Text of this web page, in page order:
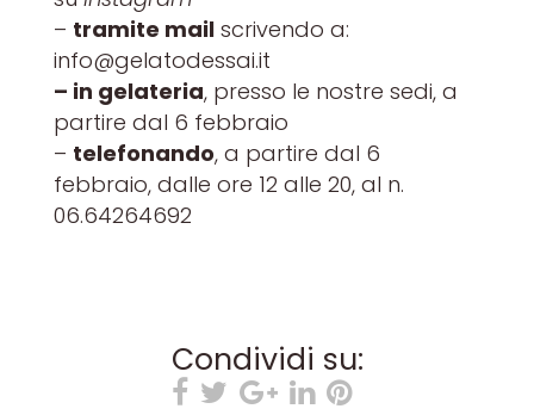
– tramite mailscrivendo a:
info@gelatodessai.it
– in gelateria, presso le nostre sedi, a
partire dal 6 febbraio
– telefonando, a partire dal 6
febbraio, dalle ore 12 alle 20, al n.
06.64264692
Condividi su: